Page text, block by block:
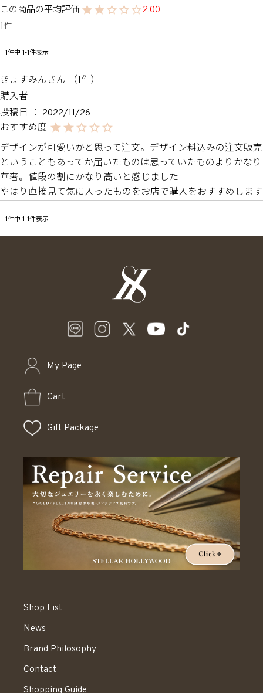
2.00
1
1件中 1-1件表示
きょすみん
1
購入者
投稿日
2022/11/26
デザインが可愛いかと思って注文。デザイン料込みの注文販売
ということもあってか届いたものは思っていたものよりかなり
華奢。値段の割にかなり高いと感じました
やはり直接見て気に入ったものをお店で購入をおすすめします
1件中 1-1件表示
My Page
Cart
Gift Package
Shop List
News
Brand Philosophy
Contact
Shopping Guide